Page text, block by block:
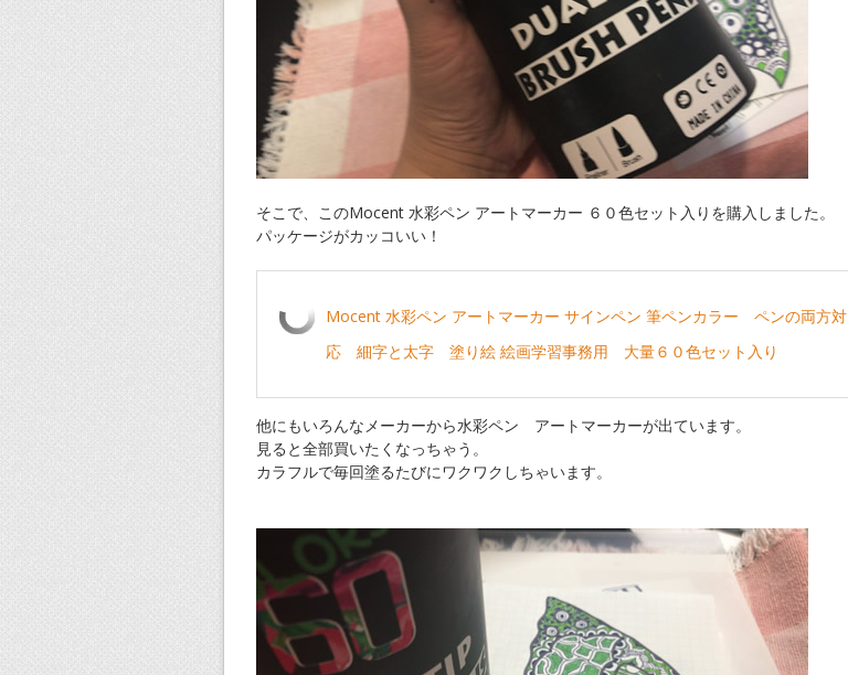
そこで、このMocent 水彩ペン アートマーカー ６０色セット入りを購入しました。
パッケージがカッコいい！
Mocent 水彩ペン アートマーカー サインペン 筆ペンカラー ペンの両方対
応 細字と太字 塗り絵 絵画学習事務用 大量６０色セット入り
他にもいろんなメーカーから水彩ペン アートマーカーが出ています。
見ると全部買いたくなっちゃう。
カラフルで毎回塗るたびにワクワクしちゃいます。